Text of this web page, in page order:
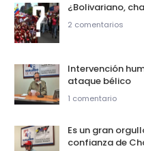
¿Bolivariano,
2 comentarios
Intervención
ataque bélico
1 comentario
Es un gran
confianza de